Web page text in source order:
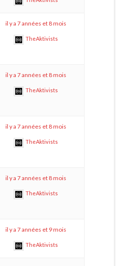
il y a 7 années et 8 mois
TheAktivists
il y a 7 années et 8 mois
TheAktivists
il y a 7 années et 8 mois
TheAktivists
il y a 7 années et 8 mois
TheAktivists
il y a 7 années et 9 mois
TheAktivists